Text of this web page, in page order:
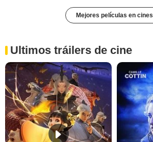
Mejores películas en cines
Ultimos tráilers de cine